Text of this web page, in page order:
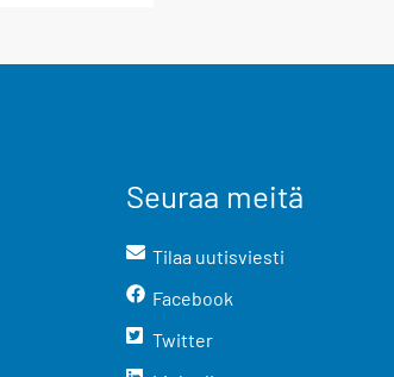
Seuraa meitä
Tilaa uutisviesti
Facebook
Twitter